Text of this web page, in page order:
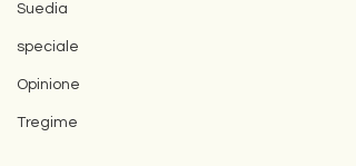
Suedia
speciale
Opinione
Tregime